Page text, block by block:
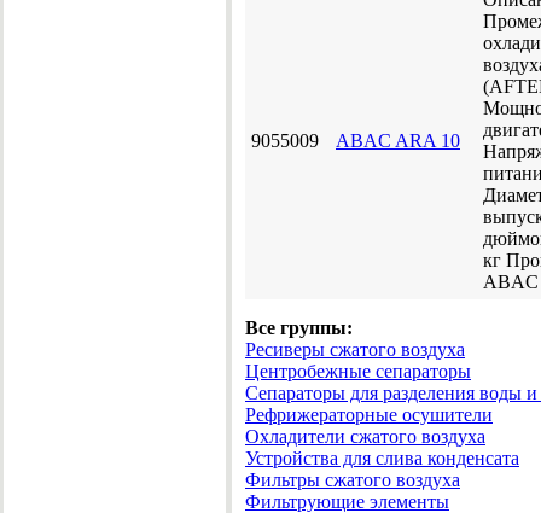
9055009 ABAC ARA 10
кг
ABAC
Все группы:
Ресиверы сжатого воздуха
Центробежные сепараторы
Сепараторы для разделения воды и
Рефрижераторные осушители
Охладители сжатого воздуха
Устройства для слива конденсата
Фильтры сжатого воздуха
Фильтрующие элементы